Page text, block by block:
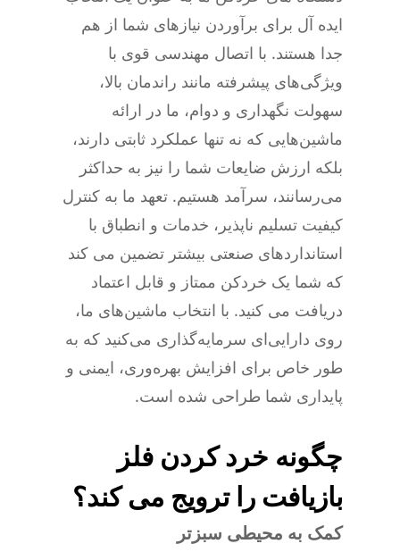
ایده آل برای برآوردن نیازهای شما از هم
جدا هستند. با اتصال مهندسی قوی با
ویژگی‌های پیشرفته مانند راندمان بالا،
سهولت نگهداری و دوام، ما در ارائه
ماشین‌هایی که نه تنها عملکرد ثابتی دارند،
بلکه ارزش ضایعات شما را نیز به حداکثر
می‌رسانند، سرآمد هستیم. تعهد ما به کنترل
کیفیت تسلیم ناپذیر، خدمات و انطباق با
استانداردهای صنعتی بیشتر تضمین می کند
که شما یک خردکن ممتاز و قابل اعتماد
دریافت می کنید. با انتخاب ماشین‌های ما،
روی دارایی‌ای سرمایه‌گذاری می‌کنید که به
طور خاص برای افزایش بهره‌وری، ایمنی و
پایداری شما طراحی شده است.
چگونه خرد کردن فلز
بازیافت را ترویج می کند؟
کمک به محیطی سبزتر